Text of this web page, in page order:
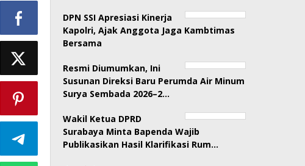
DPN SSI Apresiasi Kinerja
Kapolri, Ajak Anggota Jaga Kambtimas
Bersama
Resmi Diumumkan, Ini
Susunan Direksi Baru Perumda Air Minum
Surya Sembada 2026–2…
Wakil Ketua DPRD
Surabaya Minta Bapenda Wajib
Publikasikan Hasil Klarifikasi Rum…